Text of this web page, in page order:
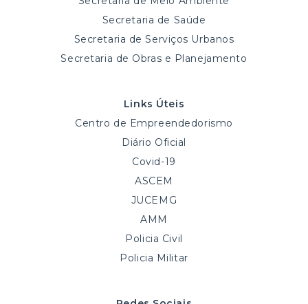
Secretaria de Saúde
Secretaria de Serviços Urbanos
Secretaria de Obras e Planejamento
Links Úteis
Centro de Empreendedorismo
Diário Oficial
Covid-19
ASCEM
JUCEMG
AMM
Policia Civil
Policia Militar